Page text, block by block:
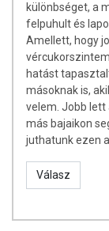
Az oldalunkon
hogy naprakészek
hogy ennek
termékfotókat,
tájékoztató
információkat a
Az étrend-
kiegészítését
tápanyagokat.
megjelenítésük,
különbséget, a
felpuhult és
Amellett, hogy
hatást
másoknak is,
velem. Jobb lett
más bajaikon
juthatunk ezen
Válasz